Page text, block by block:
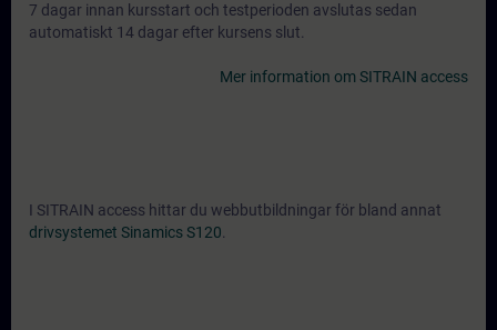
7 dagar innan kursstart och testperioden avslutas sedan
automatiskt 14 dagar efter kursens slut.
Mer information om SITRAIN access
I SITRAIN access hittar du webbutbildningar för bland annat
drivsystemet Sinamics S120